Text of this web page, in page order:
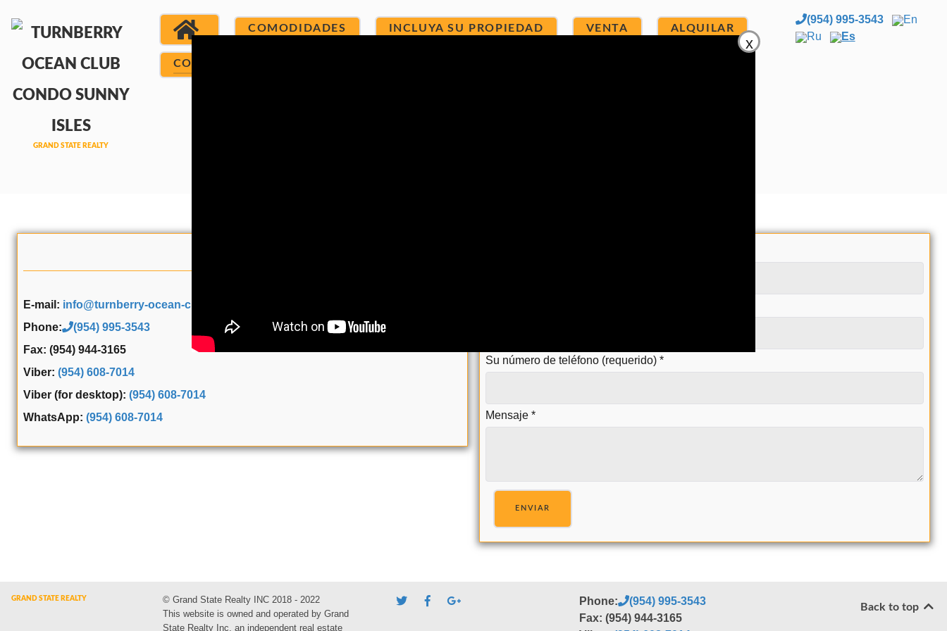
x
COMODIDADES INCLUYA SU PROPIEDAD VENTA ALQUILAR
CONTACTO
(954) 995-3543
En
Ru
Es
E-mail: info@turnberry-ocean-club-sunny-isles.com
Phone:
(954) 995-3543
Fax: (954) 944-3165
Viber: (954) 608-7014
Viber (for desktop): (954) 608-7014
WhatsApp: (954) 608-7014
Su número de teléfono (requerido) *
Mensaje *
ENVIAR
© Grand State Realty INC 2018 - 2022
This website is owned and operated by Grand
State Realty Inc, an independent real estate
Phone:
(954) 995-3543
Fax: (954) 944-3165
Back to top